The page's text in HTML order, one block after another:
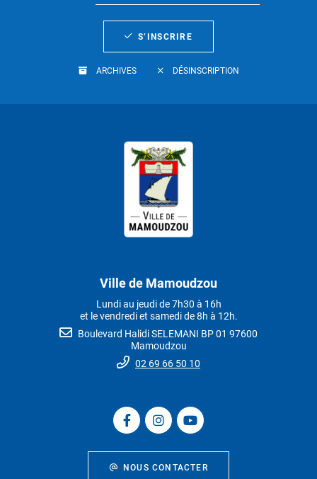
S’INSCRIRE
ARCHIVES DÉSINSCRIPTION
Ville de Mamoudzou
Lundi au jeudi de 7h30 à 16h
et le vendredi et samedi de 8h à 12h.
Boulevard Halidi SELEMANI BP 01 97600
Mamoudzou
02 69 66 50 10
NOUS CONTACTER